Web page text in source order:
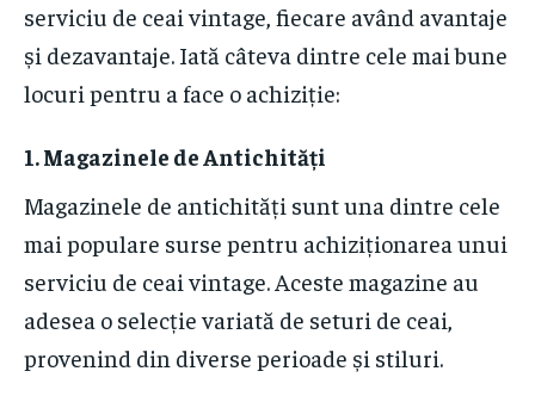
serviciu de ceai vintage, fiecare având avantaje
și dezavantaje. Iată câteva dintre cele mai bune
locuri pentru a face o achiziție:
1. Magazinele de Antichități
Magazinele de antichități sunt una dintre cele
mai populare surse pentru achiziționarea unui
serviciu de ceai vintage. Aceste magazine au
adesea o selecție variată de seturi de ceai,
provenind din diverse perioade și stiluri.